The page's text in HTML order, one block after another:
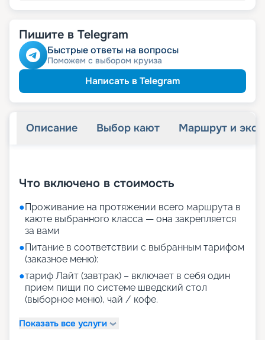
Пишите в Telegram
Быстрые ответы на вопросы
Поможем с выбором круиза
Написать в Telegram
Описание Выбор кают Маршрут и
Что включено в стоимость
●Проживание на протяжении всего маршрута в
каюте выбранного класса — она закрепляется
за вами
●Питание в соответствии с выбранным тарифом
(заказное меню):
●тариф Лайт (завтрак) – включает в себя один
прием пищи по системе шведский стол
(выборное меню), чай / кофе.
Показать все услуги